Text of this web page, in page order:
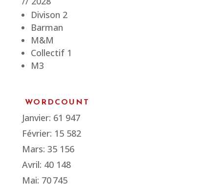
Divison 2
Barman
M&M
Collectif 1
M3
WORDCOUNT
Janvier: 61 947
Février: 15 582
Mars: 35 156
Avril: 40 148
Mai: 70 745